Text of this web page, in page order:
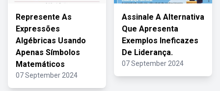
Represente As
Expressões
Algébricas Usando
Apenas Símbolos
Matemáticos
07 September 2024
Assinale A Alternativa
Que Apresenta
Exemplos Ineficazes
De Liderança.
07 September 2024